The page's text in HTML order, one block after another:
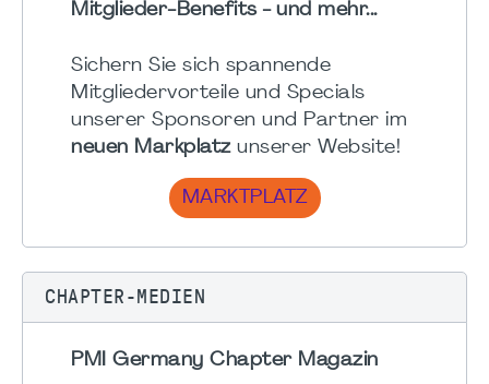
Mitglieder-Benefits - und mehr...
Sichern Sie sich spannende
Mitgliedervorteile und Specials
unserer Sponsoren und Partner im
neuen Markplatzunserer Website!
MARKTPLATZ
CHAPTER-MEDIEN
PMI Germany Chapter Magazin